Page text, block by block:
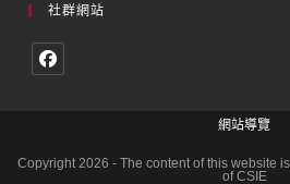
社群網站
網站導覽
Copyright 2026 - The content of this website
of CSIE